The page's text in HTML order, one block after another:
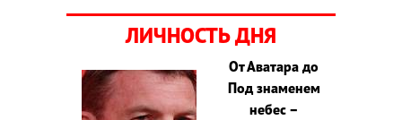
ЛИЧНОСТЬ ДНЯ
От Аватара до
Под знаменем
небес –